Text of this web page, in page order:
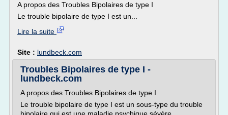
A propos des Troubles Bipolaires de type I
Le trouble bipolaire de type I est un...
Lire la suite
Site : lundbeck.com
Troubles Bipolaires de type I -
lundbeck.com
A propos des Troubles Bipolaires de type I
Le trouble bipolaire de type I est un sous-type du trouble